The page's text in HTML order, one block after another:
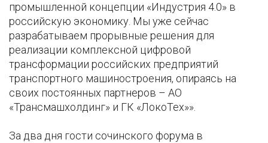
промышленной концепции «Индустрия 4.0» в
российскую экономику. Мы уже сейчас
разрабатываем прорывные решения для
реализации комплексной цифровой
трансформации российских предприятий
транспортного машиностроения, опираясь на
своих постоянных партнеров – АО
«Трансмашхолдинг» и ГК «ЛокоТех»».
За два дня гости сочинского форума в